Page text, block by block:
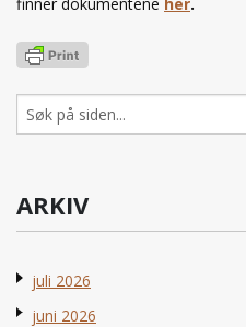
Søk
ARKIV
juli 2026
juni 2026